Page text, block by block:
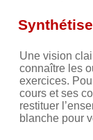
Une vision
connaître les
exercices.
cours et ses
restituer
blanche pour